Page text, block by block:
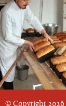
© Copyright 2026